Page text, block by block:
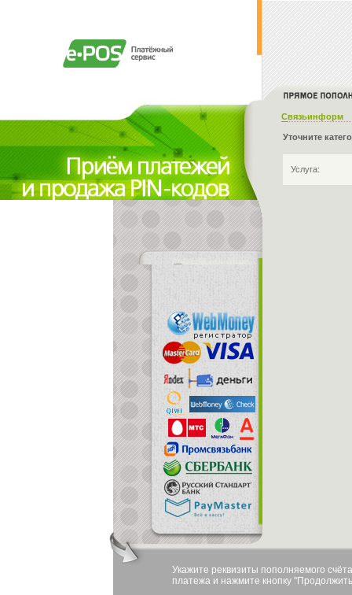
Связьинформ
Уточните
Услуга:
Укажите реквизиты пополняемого
платежа и нажмите кнопку